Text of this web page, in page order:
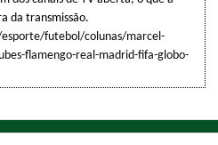
da transmissão.
futebol/colunas/marcel-
flamengo-real-madrid-fifa-globo-